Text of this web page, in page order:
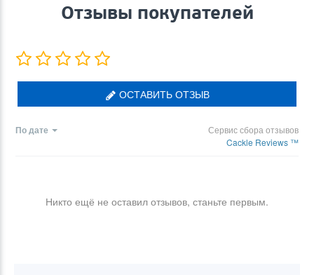
Отзывы покупателей
ОСТАВИТЬ ОТЗЫВ
По дате
Сервис сбора отзывов
Cackle Reviews ™
Никто ещё не оставил отзывов, станьте первым.